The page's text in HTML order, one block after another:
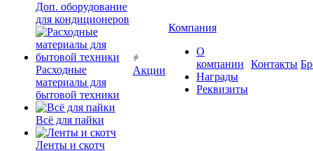
Доп. оборудование
для кондиционеров
Расходные
материалы для
бытовой техники
Всё для пайки
Ленты и скотч
Акции
Компания
О
компании
Награды
Реквизиты
Контакты